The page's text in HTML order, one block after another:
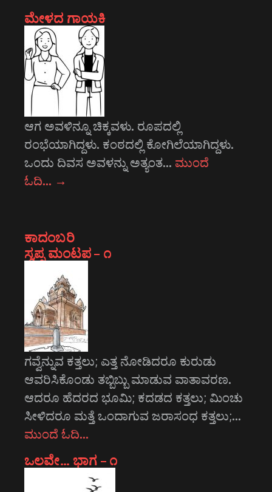
ಮೇಳದ ಗಾಯಕಿ
ಆಗ ಅವಳಿನ್ನೂ ಚಿಕ್ಕವಳು. ರೂಪದಲ್ಲಿ
ರಂಭೆಯಾಗಿದ್ದಳು. ಕಂಠದಲ್ಲಿ ಕೋಗಿಲೆಯಾಗಿದ್ದಳು.
ಒಂದು ದಿವಸ ಅವಳನ್ನು ಅತ್ಯಂತ… ಮುಂದೆ
ಓದಿ… →
ಕಾದಂಬರಿ
ಸ್ವಪ್ನ ಮಂಟಪ – ೧
ಗವ್ವೆನ್ನುವ ಕತ್ತಲು; ಎತ್ತ ನೋಡಿದರೂ ಕುರುಡು
ಆವರಿಸಿಕೊಂಡು ತಬ್ಬಿಬ್ಬು ಮಾಡುವ ವಾತಾವರಣ.
ಆದರೂ ಹೆದರದ ಭೂಮಿ; ಕದಡದ ಕತ್ತಲು; ಮಿಂಚು
ಸೀಳಿದರೂ ಮತ್ತೆ ಒಂದಾಗುವ ಜರಾಸಂಧ ಕತ್ತಲು;…
ಮುಂದೆ ಓದಿ…
ಒಲವೇ… ಭಾಗ – ೧